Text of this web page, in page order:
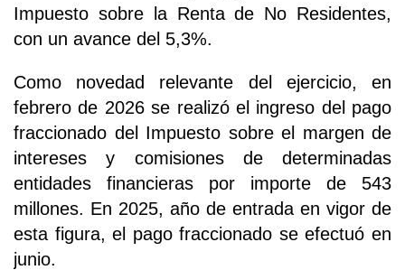
Impuesto sobre la Renta de No Residentes,
con un avance del 5,3%.
Como novedad relevante del ejercicio, en
febrero de 2026 se realizó el ingreso del pago
fraccionado del Impuesto sobre el margen de
intereses y comisiones de determinadas
entidades financieras por importe de 543
millones. En 2025, año de entrada en vigor de
esta figura, el pago fraccionado se efectuó en
junio.